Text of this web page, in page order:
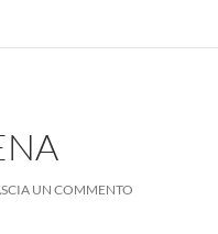
UN COMMENTO